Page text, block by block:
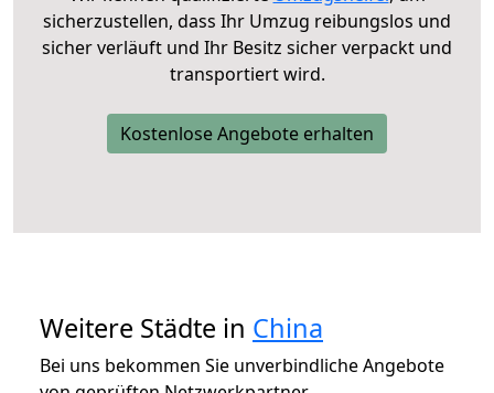
sicherzustellen, dass Ihr Umzug reibungslos und
sicher verläuft und Ihr Besitz sicher verpackt und
transportiert wird.
Kostenlose Angebote erhalten
Weitere Städte in China
Bei uns bekommen Sie unverbindliche Angebote